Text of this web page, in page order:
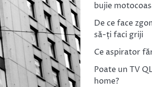
bujie
De ce face
să-ți faci griji
Ce aspirator
Poate un TV
home?